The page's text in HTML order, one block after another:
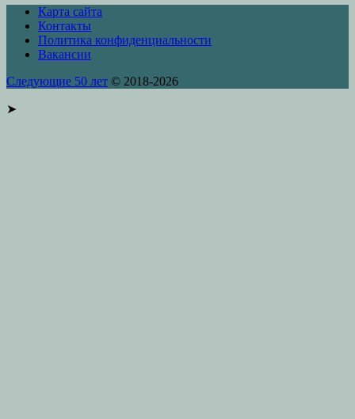
Карта сайта
Контакты
Политика конфиденциальности
Вакансии
Следующие 50 лет © 2018-2026
➤